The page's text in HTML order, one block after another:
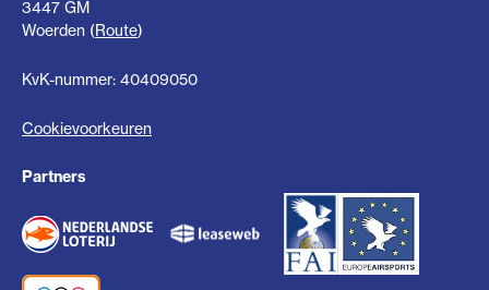
3447 GM
Woerden (Route)
KvK-nummer: 40409050
Cookievoorkeuren
Partners